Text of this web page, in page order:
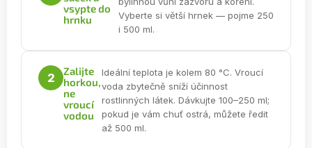
vsypte do
hrnku
Vyberte si větší hrnek — pojme 250
i 500 ml.
2
Zalijte
horkou,
ne
vroucí
vodou
Ideální teplota je kolem 80 °C. Vroucí
voda zbytečně sníží účinnost
rostlinných látek. Dávkujte 100–250 ml;
pokud je vám chuť ostrá, můžete ředit
až 500 ml.